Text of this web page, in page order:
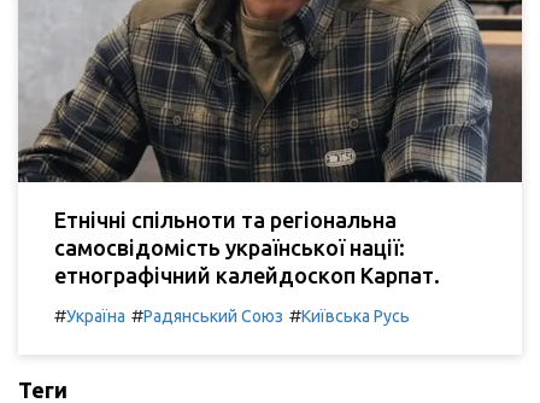
Етнічні спільноти та регіональна
самосвідомість української нації:
етнографічний калейдоскоп Карпат.
#Україна #Радянський Союз #Київська Русь
Теги